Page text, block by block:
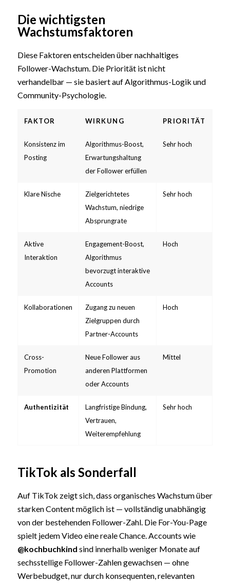
Die wichtigsten
Wachstumsfaktoren
Diese Faktoren entscheiden über nachhaltiges
Follower-Wachstum. Die Priorität ist nicht
verhandelbar — sie basiert auf Algorithmus-Logik und
Community-Psychologie.
FAKTOR WIRKUNG PRIORITÄT
Konsistenz im
Posting
Algorithmus-Boost,
Erwartungshaltung
der Follower erfüllen
Sehr hoch
Klare Nische
Zielgerichtetes
Wachstum, niedrige
Absprungrate
Sehr hoch
Aktive
Interaktion
Engagement-Boost,
Algorithmus
bevorzugt interaktive
Accounts
Hoch
Kollaborationen
Zugang zu neuen
Zielgruppen durch
Partner-Accounts
Hoch
Cross-
Promotion
Neue Follower aus
anderen Plattformen
oder Accounts
Mittel
Authentizität
Langfristige Bindung,
Vertrauen,
Weiterempfehlung
Sehr hoch
TikTok als Sonderfall
Auf TikTok zeigt sich, dass organisches Wachstum über
starken Content möglich ist — vollständig unabhängig
von der bestehenden Follower-Zahl. Die For-You-Page
spielt jedem Video eine reale Chance. Accounts wie
@kochbuchkind sind innerhalb weniger Monate auf
sechsstellige Follower-Zahlen gewachsen — ohne
Werbebudget, nur durch konsequenten, relevanten